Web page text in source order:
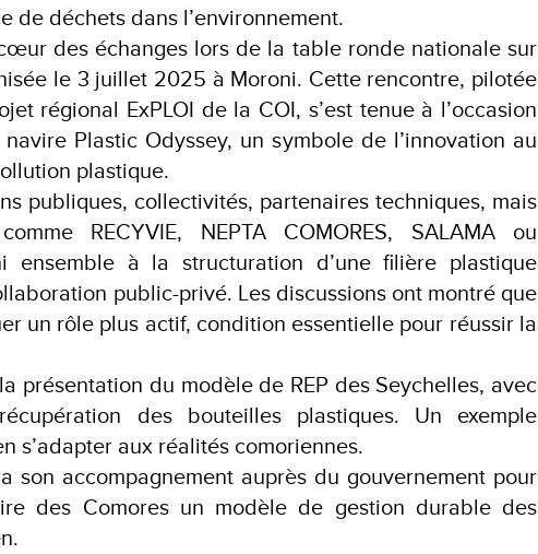
de déchets dans l’environnement.
des échanges lors de la table ronde nationale sur
le 3 juillet 2025 à Moroni. Cette rencontre, pilotée
régional ExPLOI de la COI, s’est tenue à l’occasion
Plastic Odyssey, un symbole de l’innovation au
plastique.
publiques, collectivités, partenaires techniques, mais
RECYVIE, NEPTA COMORES, SALAMA ou
ensemble à la structuration d’une filière plastique
public-privé. Les discussions ont montré que
un rôle plus actif, condition essentielle pour réussir la
présentation du modèle de REP des Seychelles, avec
des bouteilles plastiques. Un exemple
s’adapter aux réalités comoriennes.
son accompagnement auprès du gouvernement pour
des Comores un modèle de gestion durable des